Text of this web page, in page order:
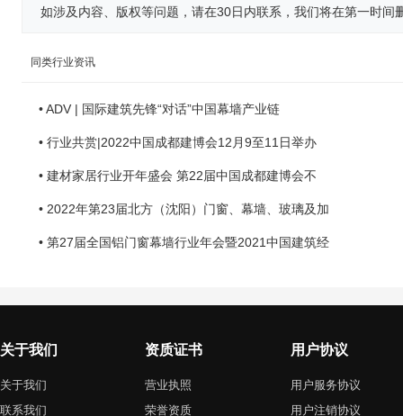
如涉及内容、版权等问题，请在30日内联系，我们将在第一时间
同类行业资讯
• ADV | 国际建筑先锋“对话”中国幕墙产业链
• 行业共赏|2022中国成都建博会12月9至11日举办
• 建材家居行业开年盛会 第22届中国成都建博会不
• 2022年第23届北方（沈阳）门窗、幕墙、玻璃及加
• 第27届全国铝门窗幕墙行业年会暨2021中国建筑经
关于我们
关于我们
联系我们
资质证书
营业执照
荣誉资质
用户协议
用户服务协议
用户注销协议